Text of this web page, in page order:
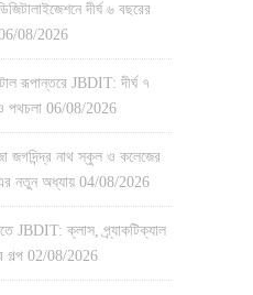
দীর্ঘ ৬ বছরের
08/2026
রূপান্তরে JBDIT: দীর্ঘ ৭
পথচলা 06/08/2026
জগদিন্দ্র নাথ স্কুল ও কলেজের
নতুন অধ্যায় 04/08/2026
JBDIT: ক্লাস, প্র্যাকটিক্যাল
গল্প 02/08/2026